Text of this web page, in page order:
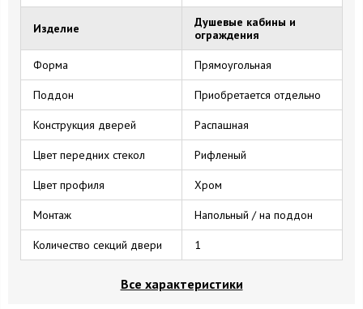
Изделие
Душевые кабины и
ограждения
Форма Прямоугольная
Поддон Приобретается отдельно
Конструкция дверей Распашная
Цвет передних стекол Рифленый
Цвет профиля Хром
Монтаж Напольный / на поддон
Количество секций двери 1
Все характеристики